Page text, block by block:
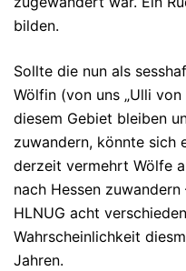
bilden.
Sollte die nun als
Wölfin (von uns „Ulli
diesem Gebiet bleiben
zuwandern, könnte sich
derzeit vermehrt Wölfe
nach Hessen
HLNUG acht
Wahrscheinlichkeit
Jahren.